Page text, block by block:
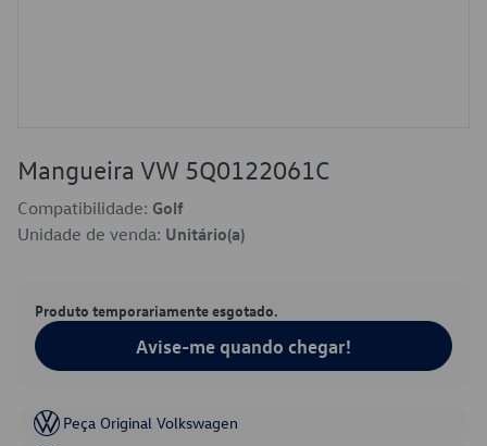
Mangueira VW 5Q0122061C
Compatibilidade: Golf
Unidade de venda: Unitário(a)
Produto temporariamente esgotado.
Avise-me quando chegar!
Peça Original Volkswagen